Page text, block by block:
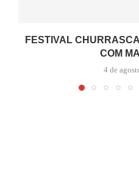
FESTIVAL
COM
4 de